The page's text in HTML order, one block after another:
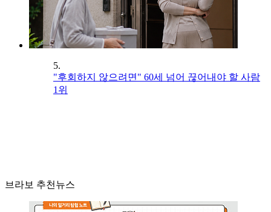
5.
"후회하지 않으려면" 60세 넘어 끊어내야 할 사람
1위
브라보 추천뉴스